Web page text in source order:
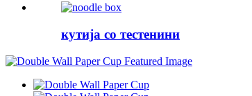
кутија со тестенини